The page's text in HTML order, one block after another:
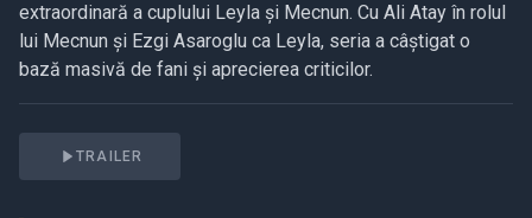
extraordinară a cuplului Leyla și Mecnun. Cu Ali Atay în rolul
lui Mecnun și Ezgi Asaroglu ca Leyla, seria a câștigat o
bază masivă de fani și aprecierea criticilor.
TRAILER